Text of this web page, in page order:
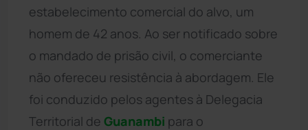
estabelecimento comercial do alvo, um
homem de 42 anos. Ao ser notificado sobre
o mandado de prisão civil, o comerciante
não ofereceu resistência à abordagem. Ele
foi conduzido pelos agentes à Delegacia
Territorial de Guanambi para o